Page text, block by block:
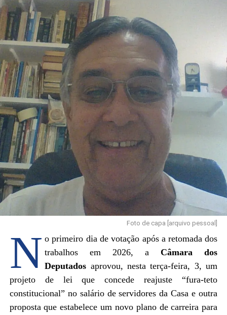
incessante pela reeleição e por cargos demonstra que,
para muitos, a política deixou de ser a casa do povo e
tornou-se um negócio.
.
Convém lembrar aos que se consideram úteis
e insubstituíveis à política que o cemitério guarda uma
legião de ex-políticos esquecidos, cuja ausência jamais
fez falta ao país.
.
As próximas eleições são a oportunidade para os
eleitores moralizarem o Legislativo, elegendo apenas
candidatos novos, sem os vícios da velha política, que
tenham conduta ilibada e boa formação cultural. Por
outro lado, diga não à reeleição política, aos trocadores
de partidos, aos que interromperam o mandato para
exercer cargos nos governos, e àqueles que já sofreram
condenação na Justiça ou punição no Conselho de Ética
Júlio César Cardoso
Servidor federal aposentado
Balneário Camboriú-SC
Foto de capa [arquivo pessoal]
N o primeiro dia de votação após a retomada dos
trabalhos em 2026, aCâmara dos
Deputados aprovou, nesta terça-feira, 3, um
projeto de lei que concede reajuste “fura-teto
constitucional” no salário de servidores da Casa e outra
proposta que estabelece um novo plano de carreira para